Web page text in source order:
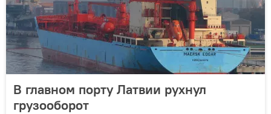
В главном порту Латвии рухнул
грузооборот